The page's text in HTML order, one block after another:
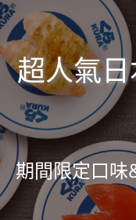
超人氣
期間限定口味